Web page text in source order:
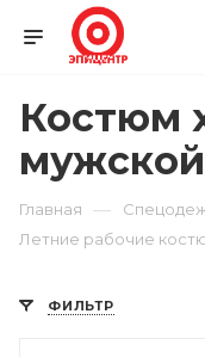
Костюм
мужской
Главная —
Летние рабочие
ФИЛЬТР